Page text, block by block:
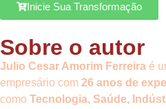
Inicie Sua Transformação
Sobre o autor
Julio Cesar Amorim Ferreira é
empresário com 26 anos de
como Tecnologia, Saúde,